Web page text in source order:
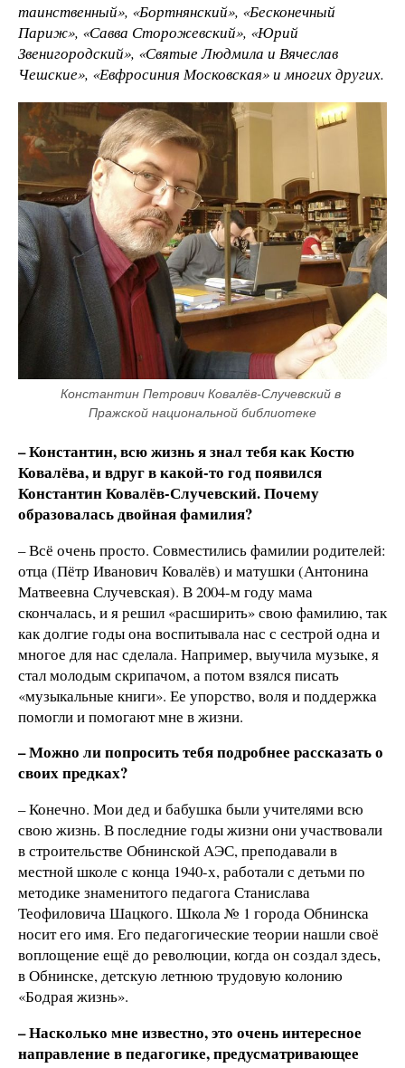
таинственный», «Бортнянский», «Бесконечный
Париж», «Савва Сторожевский», «Юрий
Звенигородский», «Святые Людмила и Вячеслав
Чешские», «Евфросиния Московская» и многих других.
Константин Петрович Ковалёв-Случевский в
Пражской национальной библиотеке
– Константин, всю жизнь я знал тебя как Костю
Ковалёва, и вдруг в какой-то год появился
Константин Ковалёв-Случевский. Почему
образовалась двойная фамилия?
– Всё очень просто. Совместились фамилии родителей:
отца (Пётр Иванович Ковалёв) и матушки (Антонина
Матвеевна Случевская). В 2004-м году мама
скончалась, и я решил «расширить» свою фамилию, так
как долгие годы она воспитывала нас с сестрой одна и
многое для нас сделала. Например, выучила музыке, я
стал молодым скрипачом, а потом взялся писать
«музыкальные книги». Ее упорство, воля и поддержка
помогли и помогают мне в жизни.
– Можно ли попросить тебя подробнее рассказать о
своих предках?
– Конечно. Мои дед и бабушка были учителями всю
свою жизнь. В последние годы жизни они участвовали
в строительстве Обнинской АЭС, преподавали в
местной школе с конца 1940-х, работали с детьми по
методике знаменитого педагога Станислава
Теофиловича Шацкого. Школа № 1 города Обнинска
носит его имя. Его педагогические теории нашли своё
воплощение ещё до революции, когда он создал здесь,
в Обнинске, детскую летнюю трудовую колонию
«Бодрая жизнь».
– Насколько мне известно, это очень интересное
направление в педагогике, предусматривающее